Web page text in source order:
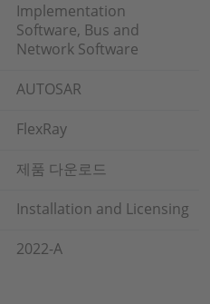
Implementation
Software, Bus and
Network Software
AUTOSAR
FlexRay
제품 다운로드
Installation and Licensing
2022-A